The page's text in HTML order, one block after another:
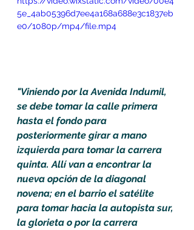
5e_4ab05396d7ee4a168a688e3c1837eb
e0/1080p/mp4/file.mp4
"Viniendo por la Avenida Indumil,
se debe tomar la calle primera
hasta el fondo para
posteriormente girar a mano
izquierda para tomar la carrera
quinta. Allí van a encontrar la
nueva opción de la diagonal
novena; en el barrio el satélite
para tomar hacia la autopista sur,
la glorieta o por la carrera